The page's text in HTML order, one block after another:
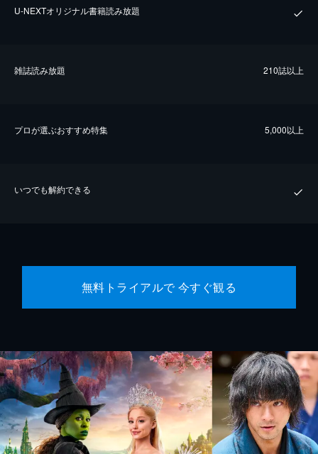
U-NEXTオリジナル書籍読み放題
雑誌読み放題 210誌以上
プロが選ぶおすすめ特集 5,000以上
いつでも解約できる
無料トライアルで 今すぐ観る